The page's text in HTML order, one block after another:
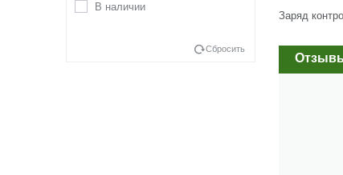
Заряд
В наличии
Сбросить